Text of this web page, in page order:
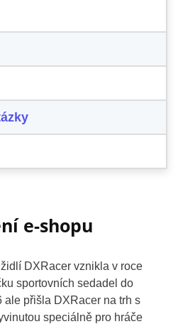
e-shopu
DXRacer vznikla v roce
sportovních sedadel do
ale přišla DXRacer na trh s
speciálně pro hráče